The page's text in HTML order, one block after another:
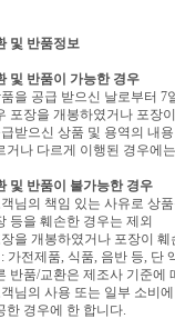
및 반품정보
및 반품이 가능한 경우
을 공급 받으신 날로부터 7
포장을 개봉하였거나 포장
받으신 상품 및 용역의 내
거나 다르게 이행된 경우에
및 반품이 불가능한 경우
님의 책임 있는 사유로 상
등을 훼손한 경우는 제외
을 개봉하였거나 포장이
가전제품, 식품, 음반 등, 단
반품/교환은 제조사 기준에
님의 사용 또는 일부 소비
한 경우에 한 합니다.